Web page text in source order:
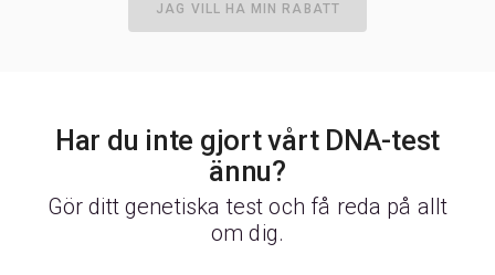
JAG VILL HA MIN RABATT
Har du inte gjort vårt DNA-test
ännu?
Gör ditt genetiska test och få reda på allt
om dig.